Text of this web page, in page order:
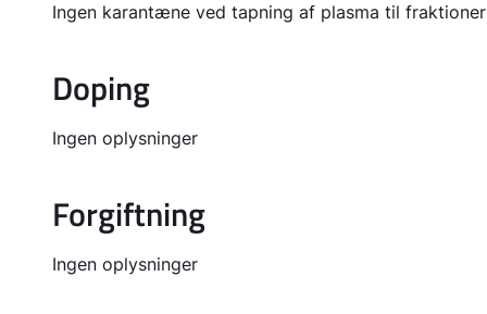
Ingen karantæne ved tapning af plasma til
Doping
Ingen oplysninger
Forgiftning
Ingen oplysninger